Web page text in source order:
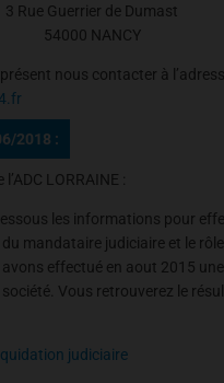
3 Rue Guerrier de Dumast
54000 NANCY
nous contacter à
2018 :
LORRAINE :
les informations pour
mandataire judiciaire et le
avons effectué en aout 2015
Vous retrouverez le
judiciaire